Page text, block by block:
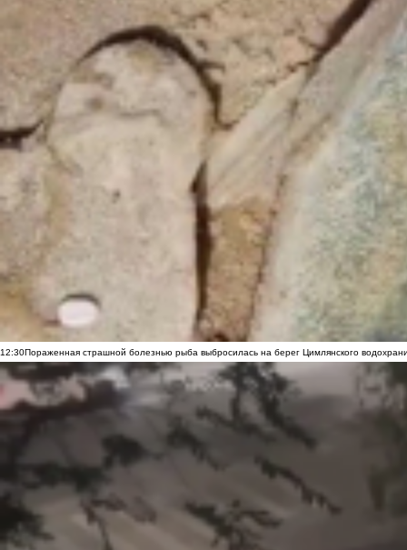
12:30Пораженная страшной болезнью рыба выбросилась на берег Цимлянского